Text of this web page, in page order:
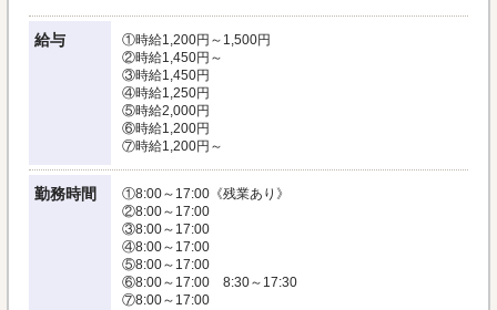
給与
①時給1,200円～1,500円
②時給1,450円～
③時給1,450円
④時給1,250円
⑤時給2,000円
⑥時給1,200円
⑦時給1,200円～
勤務時間
①8:00～17:00《残業あり》
②8:00～17:00
③8:00～17:00
④8:00～17:00
⑤8:00～17:00
⑥8:00～17:00 8:30～17:30
⑦8:00～17:00